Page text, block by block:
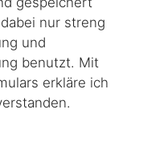
nur streng
und
benutzt. Mit
erkläre ich